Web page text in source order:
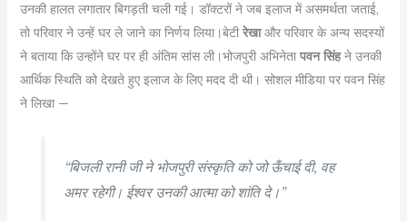
उनकी हालत लगातार बिगड़ती चली गई। डॉक्टरों ने जब इलाज में असमर्थता जताई,
तो परिवार ने उन्हें घर ले जाने का निर्णय लिया।बेटी रेखाऔर परिवार के अन्य सदस्यों
ने बताया कि उन्होंने घर पर ही अंतिम सांस ली।भोजपुरी अभिनेता पवन सिंहने उनकी
आर्थिक स्थिति को देखते हुए इलाज के लिए मदद दी थी। सोशल मीडिया पर पवन सिंह
ने लिखा —
“बिजली रानी जी ने भोजपुरी संस्कृति को जो ऊँचाई दी, वह
अमर रहेगी। ईश्वर उनकी आत्मा को शांति दे।”